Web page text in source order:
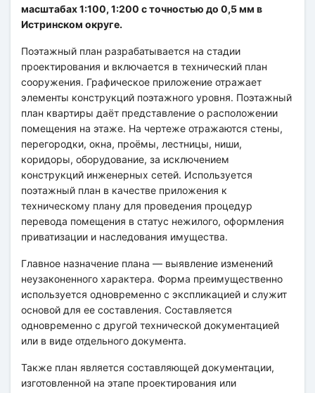
масштабах 1:100, 1:200 с точностью до 0,5 мм в
Истринском округе.
Поэтажный план разрабатывается на стадии
проектирования и включается в технический план
сооружения. Графическое приложение отражает
элементы конструкций поэтажного уровня. Поэтажный
план квартиры даёт представление о расположении
помещения на этаже. На чертеже отражаются стены,
перегородки, окна, проёмы, лестницы, ниши,
коридоры, оборудование, за исключением
конструкций инженерных сетей. Используется
поэтажный план в качестве приложения к
техническому плану для проведения процедур
перевода помещения в статус нежилого, оформления
приватизации и наследования имущества.
Главное назначение плана — выявление изменений
неузаконенного характера. Форма преимущественно
используется одновременно с экспликацией и служит
основой для ее составления. Составляется
одновременно с другой технической документацией
или в виде отдельного документа.
Также план является составляющей документации,
изготовленной на этапе проектирования или